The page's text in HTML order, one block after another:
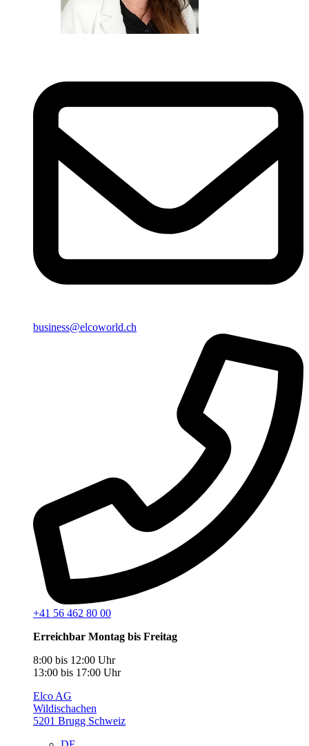
business@elcoworld.ch
+41 56 462 80 00
Erreichbar Montag bis Freitag
8:00 bis 12:00 Uhr
13:00 bis 17:00 Uhr
Elco AG
Wildischachen
5201 Brugg Schweiz